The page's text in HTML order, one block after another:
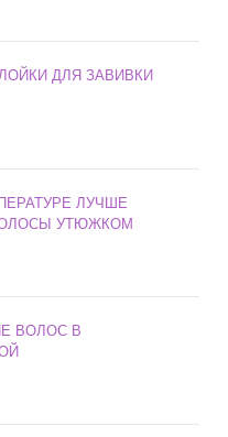
ДЛЯ ЗАВИВКИ
ЛУЧШЕ
УТЮЖКОМ
ВОЛОС В